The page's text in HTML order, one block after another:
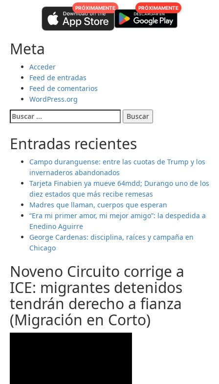
PRÓXIMAMENTE PRÓXIMAMENTE
Meta
Acceder
Feed de entradas
Feed de comentarios
WordPress.org
Buscar:
Entradas recientes
Campo duranguense: entre las cuotas de Trump y los
invernaderos abandonados
Tarjeta Finabien ya mueve 64mdd; Durango uno de los
diez estados que más recibe remesas
Madres que llaman, cuerpos que esperan
“Era mi primer amor, mi mejor amigo”: la despedida a
Enedino Aguirre
George Cardenas: disciplina, raíces y campaña en
Chicago
Noveno Circuito corrige a
ICE: migrantes detenidos
tendrán derecho a fianza
(Migración en Corto)